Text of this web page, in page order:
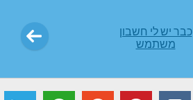
כבר יש לי חשבון
משתמש